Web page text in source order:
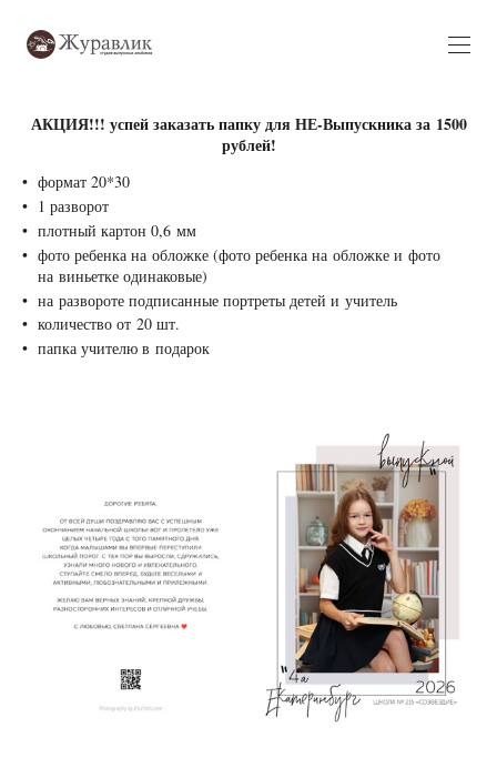
АКЦИЯ!!! успей заказать папку для НЕ-Выпускника за 1500
рублей!
формат 20*30
1 разворот
плотный картон 0,6 мм
фото ребенка на обложке (фото ребенка на обложке и фото
на виньетке одинаковые)
на развороте подписанные портреты детей и учитель
количество от 20 шт.
папка учителю в подарок